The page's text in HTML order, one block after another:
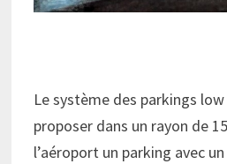
Le système des parkings
proposer dans un rayon de
l’aéroport un parking avec